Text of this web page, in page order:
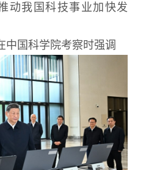
动我国科技事业加快发
国科学院考察时强调